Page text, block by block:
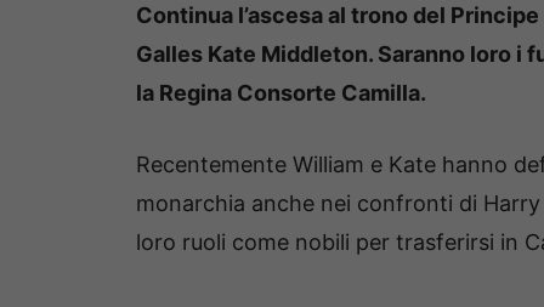
Continua l’ascesa al trono del
Galles Kate Middleton. Saranno loro i
la Regina Consorte Camilla.
Recentemente William e Kate hanno
monarchia anche nei confronti di
loro ruoli come nobili per trasferirsi in